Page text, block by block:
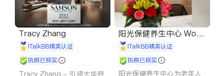
Tracy Zhang
iTalkBB精英认证
执照已核实
Tracy Zhang - 引领大华府
阳光保健养生中心 World
shine
iTalkBB精英认证
执照已核实
阳光保健养生中心为老年人